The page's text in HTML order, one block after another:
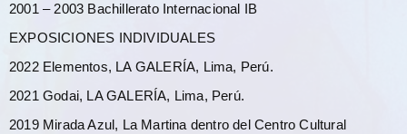
2001 – 2003 Bachillerato Internacional IB
EXPOSICIONES INDIVIDUALES
2022 Elementos, LA GALERÍA, Lima, Perú.
2021 Godai, LA GALERÍA, Lima, Perú.
2019 Mirada Azul, La Martina dentro del Centro Cultural